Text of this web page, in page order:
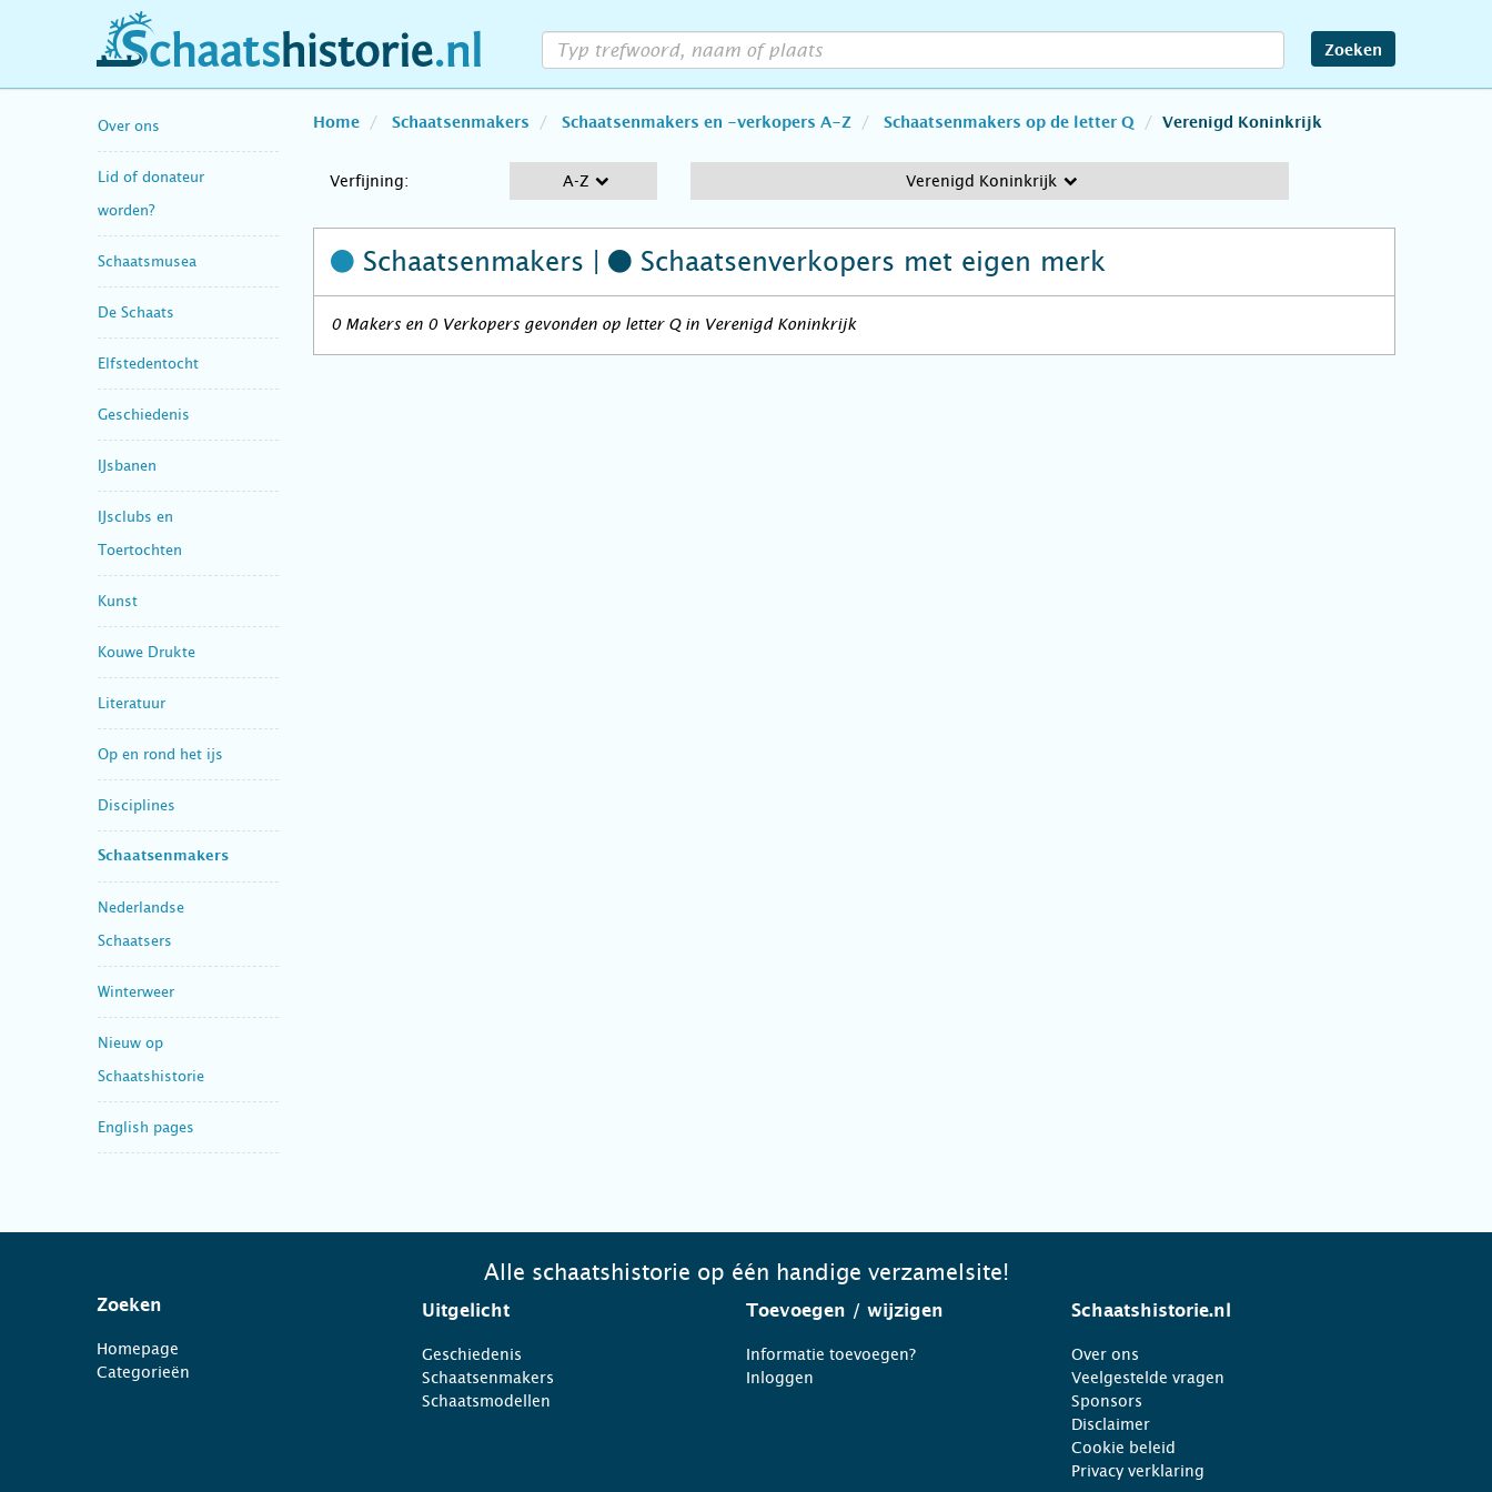
schaatshistorie.nl Zoeken
Over ons
Lid of donateur
worden?
Schaatsmusea
De Schaats
Elfstedentocht
Geschiedenis
IJsbanen
IJsclubs en
Toertochten
Kunst
Kouwe Drukte
Literatuur
Op en rond het ijs
Disciplines
Schaatsenmakers
Nederlandse
Schaatsers
Winterweer
Nieuw op
Schaatshistorie
English pages
Home Schaatsenmakers Schaatsenmakers en -verkopers A-Z Schaatsenmakers op de letter Q Verenigd Koninkrijk
Verfijning: A-Z Verenigd Koninkrijk
Schaatsenmakers | Schaatsenverkopers met eigen merk
0 Makers en 0 Verkopers gevonden op letter Q in Verenigd Koninkrijk
Alle schaatshistorie op één handige verzamelsite!
Zoeken
Homepage
Categorieën
Uitgelicht
Geschiedenis
Schaatsenmakers
Schaatsmodellen
Toevoegen / wijzigen
Informatie toevoegen?
Inloggen
Schaatshistorie.nl
Over ons
Veelgestelde vragen
Sponsors
Disclaimer
Cookie beleid
Privacy verklaring